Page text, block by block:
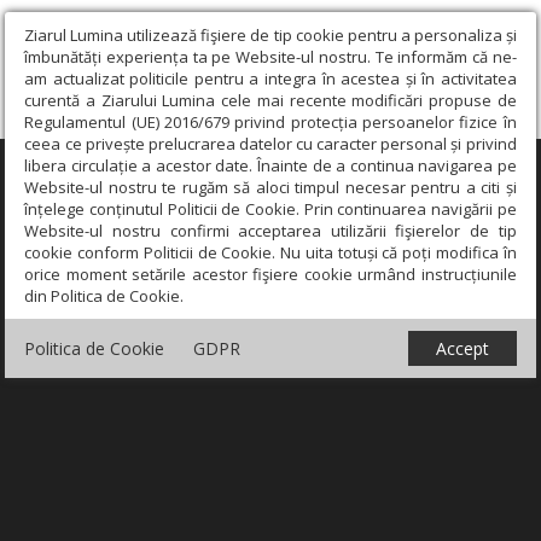
Ziarul Lumina utilizează fişiere de tip cookie pentru a personaliza și
îmbunătăți experiența ta pe Website-ul nostru. Te informăm că ne-
am actualizat politicile pentru a integra în acestea și în activitatea
curentă a Ziarului Lumina cele mai recente modificări propuse de
Regulamentul (UE) 2016/679 privind protecția persoanelor fizice în
ceea ce privește prelucrarea datelor cu caracter personal și privind
libera circulație a acestor date. Înainte de a continua navigarea pe
Website-ul nostru te rugăm să aloci timpul necesar pentru a citi și
înțelege conținutul Politicii de Cookie. Prin continuarea navigării pe
Website-ul nostru confirmi acceptarea utilizării fişierelor de tip
cookie conform Politicii de Cookie. Nu uita totuși că poți modifica în
orice moment setările acestor fişiere cookie urmând instrucțiunile
din Politica de Cookie.
Politica de Cookie GDPR Accept
×